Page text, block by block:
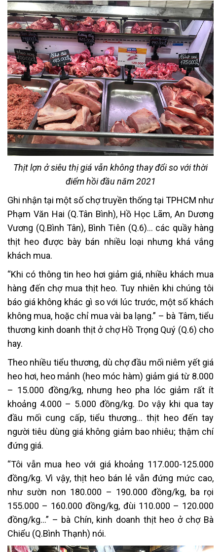
Thịt lợn ở siêu thị giá vẫn không thay đổi so với thời
điểm hồi đầu năm 2021
Ghi nhận tại một số chợ truyền thống tại TPHCM như
Phạm Văn Hai (Q.Tân Bình), Hồ Học Lãm, An Dương
Vương (Q.Bình Tân), Bình Tiên (Q.6)… các quầy hàng
thịt heo được bày bán nhiều loại nhưng khá vắng
khách mua.
“Khi có thông tin heo hơi giảm giá, nhiều khách mua
hàng đến chợ mua thịt heo. Tuy nhiên khi chúng tôi
báo giá không khác gì so với lúc trước, một số khách
không mua, hoặc chỉ mua vài ba lạng.” – bà Tâm, tiểu
thương kinh doanh thịt ở chợ Hồ Trọng Quý (Q.6) cho
hay.
Theo nhiều tiểu thương, dù chợ đầu mối niêm yết giá
heo hơi, heo mảnh (heo móc hàm) giảm giá từ 8.000
– 15.000 đồng/kg, nhưng heo pha lóc giảm rất ít
khoảng 4.000 – 5.000 đồng/kg. Do vậy khi qua tay
đầu mối cung cấp, tiểu thương… thịt heo đến tay
người tiêu dùng giá không giảm bao nhiêu; thậm chí
đứng giá.
“Tôi vẫn mua heo với giá khoảng 117.000-125.000
đồng/kg. Vì vậy, thịt heo bán lẻ vẫn đứng mức cao,
như sườn non 180.000 – 190.000 đồng/kg, ba rọi
155.000 – 160.000 đồng/kg, đùi 110.000 – 120.000
đồng/kg…” – bà Chín, kinh doanh thịt heo ở chợ Bà
Chiểu (Q.Bình Thạnh) nói.